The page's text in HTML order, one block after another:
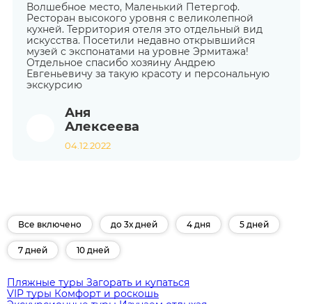
Волшебное место, Маленький Петергоф.
Ресторан высокого уровня с великолепной
кухней. Территория отеля это отдельный вид
искусства. Посетили недавно открывшийся
музей с экспонатами на уровне Эрмитажа!
Отдельное спасибо хозяину Андрею
Евгеньевичу за такую красоту и персональную
экскурсию
Аня
Алексеева
04.12.2022
Все включено до 3х дней 4 дня 5 дней
7 дней 10 дней
Пляжные туры Загорать и купаться
VIP туры Комфорт и роскошь